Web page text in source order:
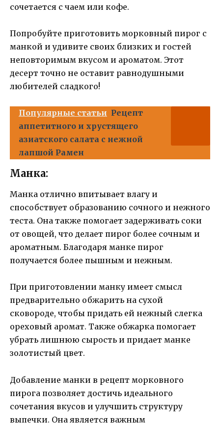
сочетается с чаем или кофе.
Попробуйте приготовить морковный пирог с
манкой и удивите своих близких и гостей
неповторимым вкусом и ароматом. Этот
десерт точно не оставит равнодушными
любителей сладкого!
Популярные статьи Рецепт
аппетитного и хрустящего
азиатского салата с нежной
лапшой Рамен
Манка:
Манка отлично впитывает влагу и
способствует образованию сочного и нежного
теста. Она также помогает задерживать соки
от овощей, что делает пирог более сочным и
ароматным. Благодаря манке пирог
получается более пышным и нежным.
При приготовлении манку имеет смысл
предварительно обжарить на сухой
сковороде, чтобы придать ей нежный слегка
ореховый аромат. Также обжарка помогает
убрать лишнюю сырость и придает манке
золотистый цвет.
Добавление манки в рецепт морковного
пирога позволяет достичь идеального
сочетания вкусов и улучшить структуру
выпечки. Она является важным